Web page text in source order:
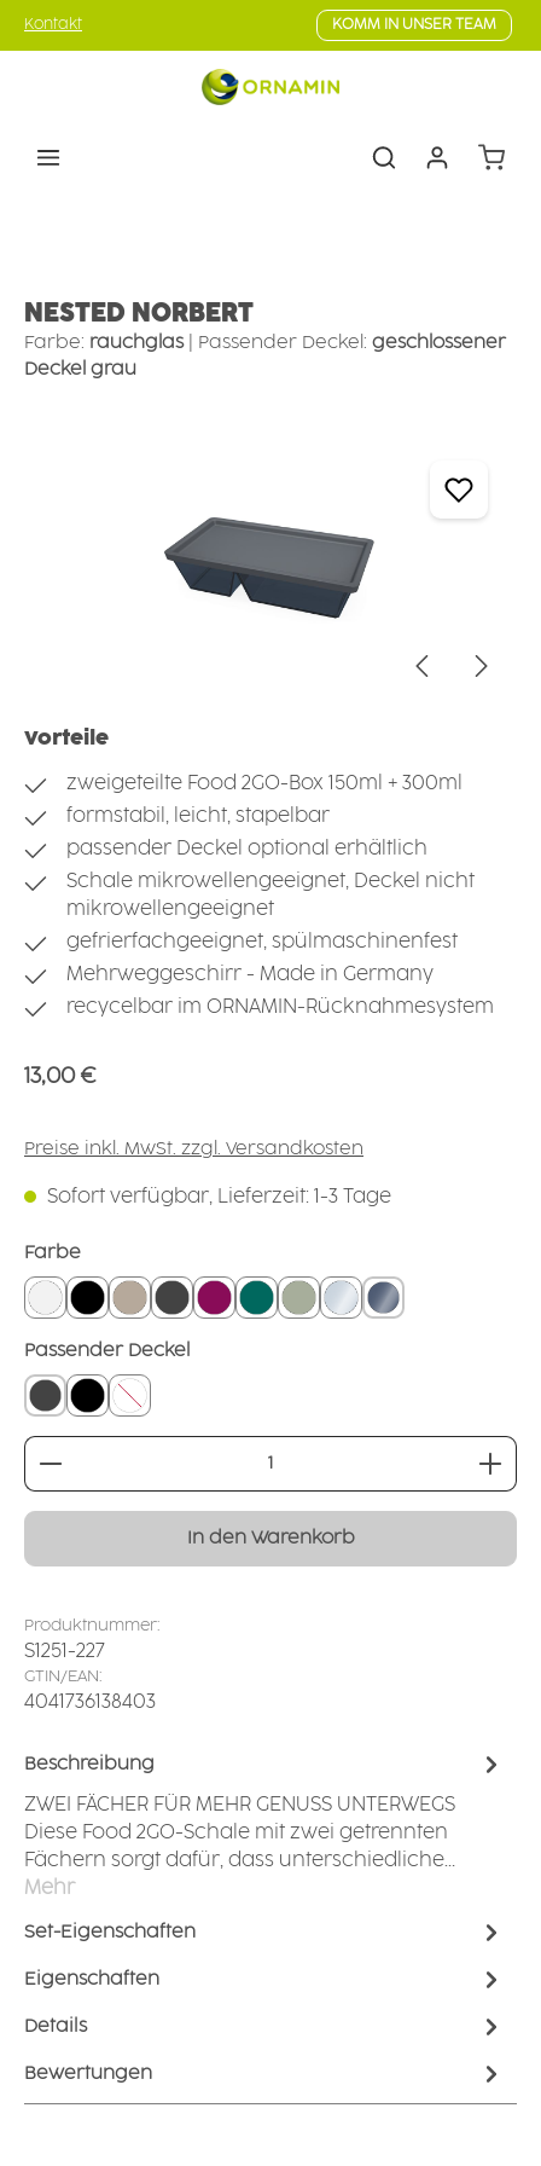
Zum Hauptinhalt springen
Kontakt KOMM IN UNSER TEAM
NESTED NORBERT
Farbe: rauchglas Passender Deckel: geschlossener
Deckel grau
Vorteile
zweigeteilte Food 2GO-Box 150ml + 300ml
formstabil, leicht, stapelbar
passender Deckel optional erhältlich
Schale mikrowellengeeignet, Deckel nicht
mikrowellengeeignet
gefrierfachgeeignet, spülmaschinenfest
Mehrweggeschirr - Made in Germany
recycelbar im ORNAMIN-Rücknahmesystem
Regulärer Preis:
13,00 €
Preise inkl. MwSt. zzgl. Versandkosten
Sofort verfügbar, Lieferzeit: 1-3 Tage
Farbeauswählen
weißschwarz
leinengrounded grey
brombeer
petrolsalbeiglasklarrauchglas
Passender Deckel
geschlossener Deckel grau
geschlossener Deckel schwarz
ohne
Produkt Anzahl: Gib den gewünschten Wert
In den Warenkorb
Produktnummer:
S1251-227
GTIN/EAN:
4041736138403
Beschreibung
ZWEI FÄCHER FÜR MEHR GENUSS UNTERWEGS
Diese Food 2GO-Schale mit zwei getrennten
Fächern sorgt dafür, dass unterschiedliche…
Mehr
Set-Eigenschaften
Eigenschaften
Details
Bewertungen